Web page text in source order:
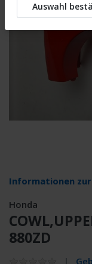
Informationen
Honda
880ZD
Auswahl